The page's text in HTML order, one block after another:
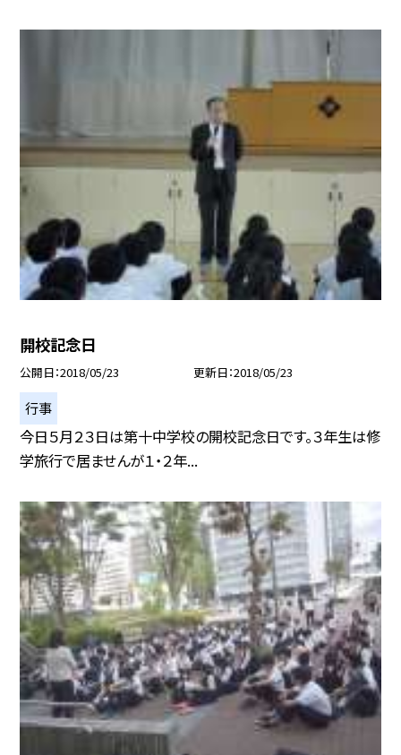
開校記念日
公開日 2018/05/23 更新日 2018/05/23
行事
今日５月２３日は第十中学校の開校記念日です。３年生は修
学旅行で居ませんが１・２年...